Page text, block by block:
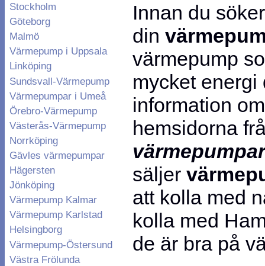
Stockholm
Göteborg
Malmö
Värmepump i Uppsala
Linköping
Sundsvall-Värmepump
Värmepumpar i Umeå
Örebro-Värmepump
Västerås-Värmepump
Norrköping
Gävles värmepumpar
Hägersten
Jönköping
Värmepump Kalmar
Värmepump Karlstad
Helsingborg
Värmepump-Östersund
Västra Frölunda
Innan du
din
värmepump
mycket energi
information
hemsidorna
värmepumpar
säljer
att kolla med
kolla med
de är bra på